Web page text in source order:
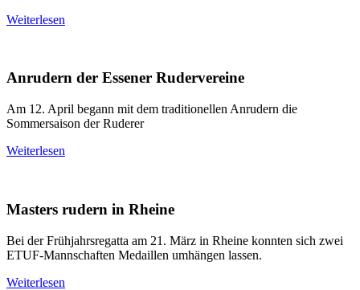
Weiterlesen
Anrudern der Essener Rudervereine
Am 12. April begann mit dem traditionellen Anrudern die
Sommersaison der Ruderer
Weiterlesen
Masters rudern in Rheine
Bei der Frühjahrsregatta am 21. März in Rheine konnten sich zwei
ETUF-Mannschaften Medaillen umhängen lassen.
Weiterlesen